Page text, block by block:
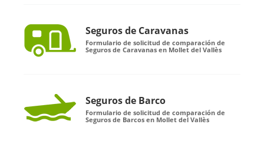
Seguros de Caravanas
Formulario de solicitud de comparación de
Seguros de Caravanas en Mollet del Vallès
Seguros de Barco
Formulario de solicitud de comparación de
Seguros de Barcos en Mollet del Vallès